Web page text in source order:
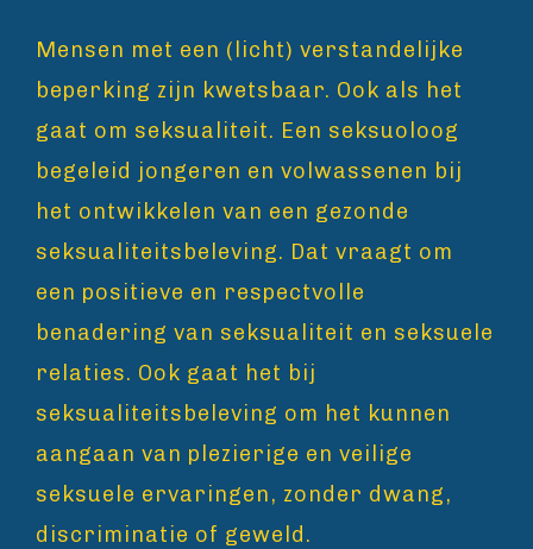
Mensen met een (licht) verstandelijke
beperking zijn kwetsbaar. Ook als het
gaat om seksualiteit. Een seksuoloog
begeleid jongeren en volwassenen bij
het ontwikkelen van een gezonde
seksualiteitsbeleving. Dat vraagt om
een positieve en respectvolle
benadering van seksualiteit en seksuele
relaties. Ook gaat het bij
seksualiteitsbeleving om het kunnen
aangaan van plezierige en veilige
seksuele ervaringen, zonder dwang,
discriminatie of geweld.